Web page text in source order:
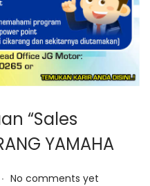
“Sales
YAMAHA
. No comments yet